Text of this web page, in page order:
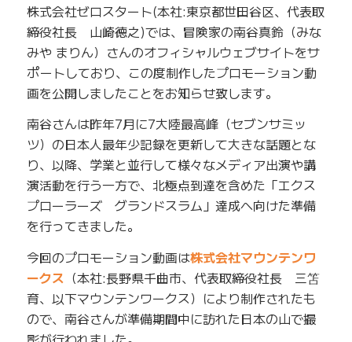
株式会社ゼロスタート(本社:東京都世田谷区、代表取
締役社長 山崎徳之)では、冒険家の南谷真鈴（みな
みや まりん）さんのオフィシャルウェブサイトをサ
ポートしており、この度制作したプロモーション動
画を公開しましたことをお知らせ致します。
南谷さんは昨年7月に7大陸最高峰（セブンサミッ
ツ）の日本人最年少記録を更新して大きな話題とな
り、以降、学業と並行して様々なメディア出演や講
演活動を行う一方で、北極点到達を含めた「エクス
プローラーズ グランドスラム」達成へ向けた準備
を行ってきました。
今回のプロモーション動画は株式会社マウンテンワ
ークス （本社:長野県千曲市、代表取締役社長 三笘
育、以下マウンテンワークス）により制作されたも
ので、南谷さんが準備期間中に訪れた日本の山で撮